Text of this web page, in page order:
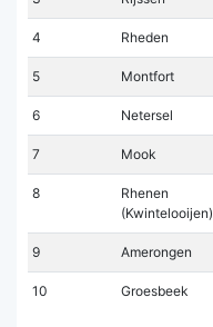
4 Rheden
5 Montfort
6 Netersel
7 Mook
8
Rhenen
(Kwintelooijen)
9 Amerongen
10 Groesbeek